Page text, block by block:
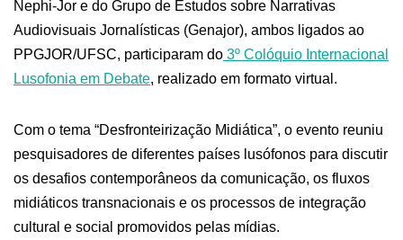
Nephi-Jor e do Grupo de Estudos sobre Narrativas
Audiovisuais Jornalísticas (Genajor), ambos ligados ao
PPGJOR/UFSC, participaram do 3º Colóquio Internacional
Lusofonia em Debate, realizado em formato virtual.
Com o tema “Desfronteirização Midiática”, o evento reuniu
pesquisadores de diferentes países lusófonos para discutir
os desafios contemporâneos da comunicação, os fluxos
midiáticos transnacionais e os processos de integração
cultural e social promovidos pelas mídias.